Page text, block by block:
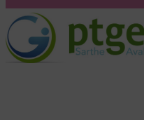
Aller
au
contenu